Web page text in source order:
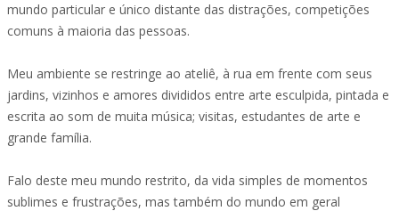
mundo particular e único distante das distrações, competições
comuns à maioria das pessoas.
Meu ambiente se restringe ao ateliê, à rua em frente com seus
jardins, vizinhos e amores divididos entre arte esculpida, pintada e
escrita ao som de muita música; visitas, estudantes de arte e
grande família.
Falo deste meu mundo restrito, da vida simples de momentos
sublimes e frustrações, mas também do mundo em geral